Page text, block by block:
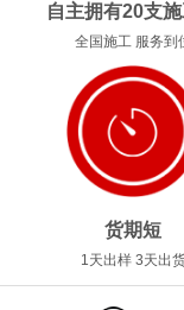
自主拥有20支
全国施工 服务到
货期短
1天出样 3天出